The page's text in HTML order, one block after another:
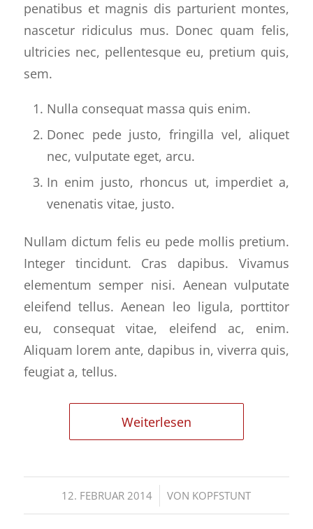
penatibus et magnis dis parturient montes,
nascetur ridiculus mus. Donec quam felis,
ultricies nec, pellentesque eu, pretium quis,
sem.
Nulla consequat massa quis enim.
Donec pede justo, fringilla vel, aliquet
nec, vulputate eget, arcu.
In enim justo, rhoncus ut, imperdiet a,
venenatis vitae, justo.
Nullam dictum felis eu pede mollis pretium.
Integer tincidunt. Cras dapibus. Vivamus
elementum semper nisi. Aenean vulputate
eleifend tellus. Aenean leo ligula, porttitor
eu, consequat vitae, eleifend ac, enim.
Aliquam lorem ante, dapibus in, viverra quis,
feugiat a, tellus.
Weiterlesen
12. FEBRUAR 2014
/ VON KOPFSTUNT